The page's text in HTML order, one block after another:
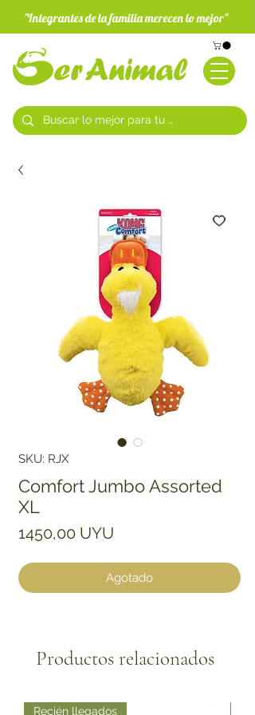
"Integrantes de la familia merecen lo mejor"
SKU: RJX
Comfort Jumbo Assorted
XL
1450,00 UYU
Agotado
Productos relacionados
Recién llegados